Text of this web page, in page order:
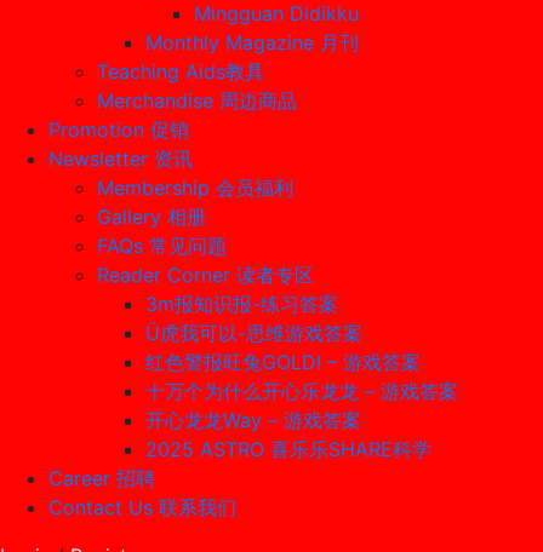
Mingguan Didikku
Monthly Magazine 月刊
Teaching Aids教具
Merchandise 周边商品
Promotion 促销
Newsletter 资讯
Membership 会员福利
Gallery 相册
FAQs 常见问题
Reader Corner 读者专区
3m报知识报-练习答案
Ü虎我可以-思维游戏答案
红色警报旺兔GOLD! – 游戏答案
十万个为什么开心乐龙龙 – 游戏答案
开心龙龙Way – 游戏答案
2025 ASTRO 喜乐乐SHARE科学
Career 招聘
Contact Us 联系我们